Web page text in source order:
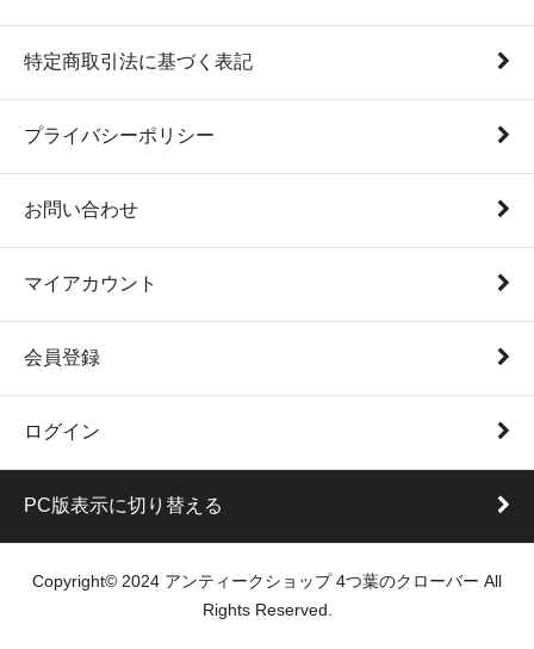
特定商取引法に基づく表記
プライバシーポリシー
お問い合わせ
マイアカウント
会員登録
ログイン
PC版表示に切り替える
Copyright© 2024 アンティークショップ 4つ葉のクローバー All
Rights Reserved.